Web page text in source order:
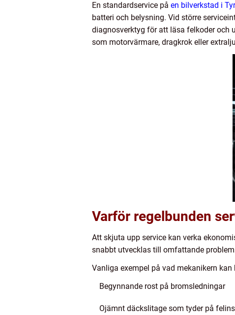
En standardservice på en bilverkstad i
batteri och belysning. Vid större
diagnosverktyg för att läsa felkoder och
som motorvärmare, dragkrok eller
Varför regelbunden
Att skjuta upp service kan verka
snabbt utvecklas till omfattande
Vanliga exempel på vad mekanikern kan
Begynnande rost på bromsledningar
Ojämnt däckslitage som tyder på